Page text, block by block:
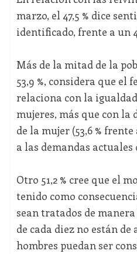
marzo, el 47,5 % dice
identificado, frente a un
Más de la mitad de la
53,9 %, considera que el
relaciona con la
mujeres, más que con la
de la mujer (53,6 % frente
a las demandas actuales
Otro 51,2 % cree que el
tenido como
sean tratados de
de cada diez no están de
hombres puedan ser